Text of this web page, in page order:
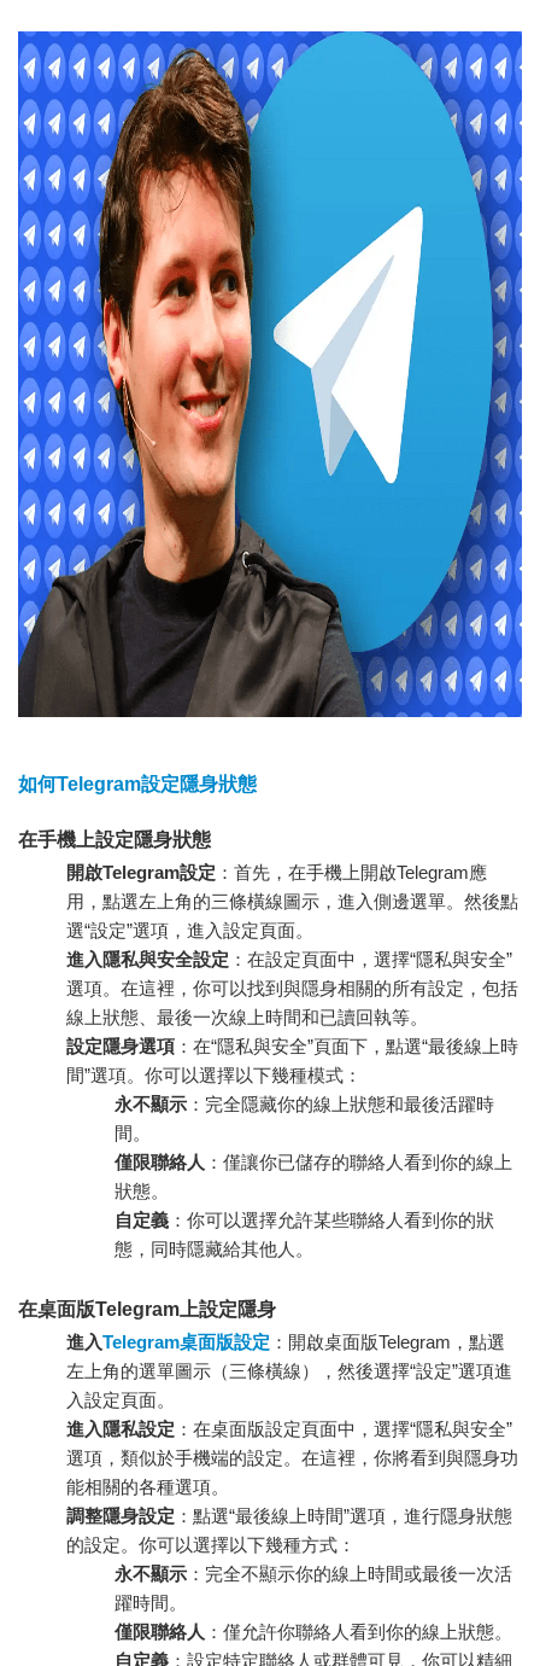
如何Telegram設定隱身狀態
在手機上設定隱身狀態
開啟Telegram設定 ：首先，在手機上開啟Telegram應
用，點選左上角的三條橫線圖示，進入側邊選單。然後點
選“設定”選項，進入設定頁面。
進入隱私與安全設定 ：在設定頁面中，選擇“隱私與安全”
選項。在這裡，你可以找到與隱身相關的所有設定，包括
線上狀態、最後一次線上時間和已讀回執等。
設定隱身選項 ：在“隱私與安全”頁面下，點選“最後線上時
間”選項。你可以選擇以下幾種模式：
永不顯示 ：完全隱藏你的線上狀態和最後活躍時
間。
僅限聯絡人 ：僅讓你已儲存的聯絡人看到你的線上
狀態。
自定義 ：你可以選擇允許某些聯絡人看到你的狀
態，同時隱藏給其他人。
在桌面版Telegram上設定隱身
進入Telegram桌面版設定 ：開啟桌面版Telegram，點選
左上角的選單圖示（三條橫線），然後選擇“設定”選項進
入設定頁面。
進入隱私設定 ：在桌面版設定頁面中，選擇“隱私與安全”
選項，類似於手機端的設定。在這裡，你將看到與隱身功
能相關的各種選項。
調整隱身設定 ：點選“最後線上時間”選項，進行隱身狀態
的設定。你可以選擇以下幾種方式：
永不顯示 ：完全不顯示你的線上時間或最後一次活
躍時間。
僅限聯絡人 ：僅允許你聯絡人看到你的線上狀態。
自定義 ：設定特定聯絡人或群體可見，你可以精細